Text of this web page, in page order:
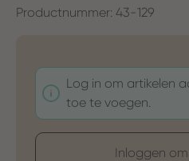
Productnummer: 43-129
Log in om artikelen
toe te voegen.
Inloggen